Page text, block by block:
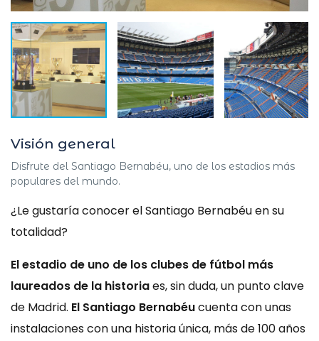
Visión general
Disfrute del Santiago Bernabéu, uno de los estadios más
populares del mundo.
¿Le gustaría conocer el Santiago Bernabéu en su
totalidad?
El estadio de uno de los clubes de fútbol más
laureados de la historiaes, sin duda, un punto clave
de Madrid. El Santiago Bernabéucuenta con unas
instalaciones con una historia única, más de 100 años